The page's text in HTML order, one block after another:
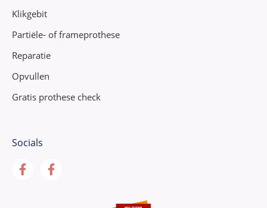
Klikgebit
Partiële- of frameprothese
Reparatie
Opvullen
Gratis prothese check
Socials